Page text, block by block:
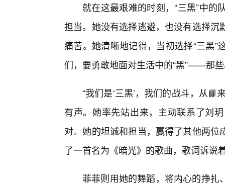
就在这最艰难的时刻，“三黑”中
担当。她没有选择逃避，也没有选择
痛苦。她清晰地记得，当初选择“三黑
们，要勇敢地面对生活中的“黑”——那
“我们是‘三黑’，我们的战斗，从
有声。她率先站出来，主动联系了刘
对。她的坦诚和担当，赢得了其他两
了一首名为《暗光》的歌曲，歌词诉说
菲菲则用她的舞蹈，将内心的挣扎